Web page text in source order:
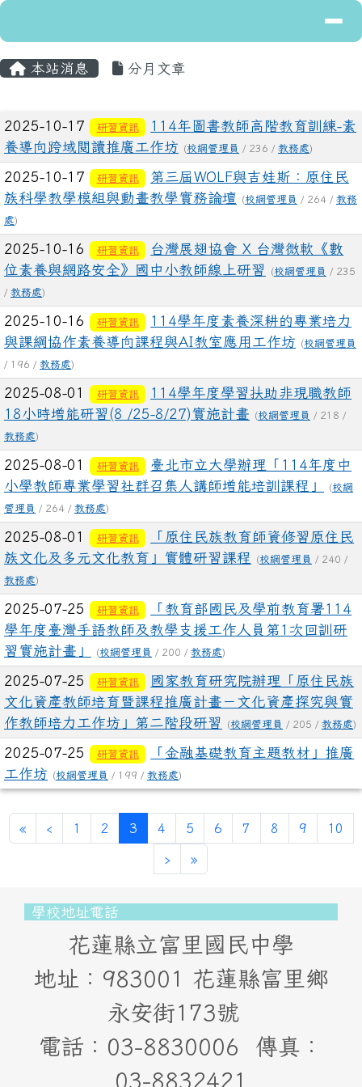
跳至主內容區
花蓮縣立富里國民中學
導覽列
本站消息 分月文章
文章列表
2025-10-17 研習資訊
114年圖書教師高階教育訓練-素
養導向跨域閱讀推廣工作坊
(校網管理員 / 236 / 教務處)
2025-10-17 研習資訊
第三屆WOLF與吉娃斯：原住民
族科學教學模組與動畫教學實務論壇
(校網管理員 / 264 / 教務
處)
2025-10-16 研習資訊
台灣展翅協會 X 台灣微軟《數
位素養與網路安全》國中小教師線上研習
(校網管理員
/ 235
/ 教務處)
2025-10-16 研習資訊
114學年度素養深耕的專業培力
與課綱協作素養導向課程與AI教室應用工作坊
(校網管理員
/ 196 / 教務處)
2025-08-01 研習資訊
114學年度學習扶助非現職教師
18小時增能研習(8 /25-8/27)實施計畫
(校網管理員
/ 218 /
教務處)
2025-08-01 研習資訊
臺北市立大學辦理「114年度中
小學教師專業學習社群召集人講師增能培訓課程」
(校網
管理員
/ 264 / 教務處)
2025-08-01 研習資訊
「原住民族教育師資修習原住民
族文化及多元文化教育」實體研習課程
(校網管理員
/ 240 /
教務處)
2025-07-25 研習資訊
「教育部國民及學前教育署114
學年度臺灣手語教師及教學支援工作人員第1次回訓研
習實施計畫」
(校網管理員 / 200 / 教務處)
2025-07-25 研習資訊
國家教育研究院辦理「原住民族
文化資產教師培育暨課程推廣計畫－文化資產探究與實
作教師培力工作坊」第二階段研習
(校網管理員 / 205 / 教務處)
2025-07-25 研習資訊
「金融基礎教育主題教材」推廣
工作坊
(校網管理員 / 199 / 教務處)
«第一頁
‹上一頁
1 2 3(目前頁次)
4 5 6 7 8 9 10
›下一頁
»最後頁
頁尾區域內容
學校地址電話
花蓮縣立富里國民中學
地址：983001 花蓮縣富里鄉
永安街173號
電話：03-8830006 傳真：
03-8832421